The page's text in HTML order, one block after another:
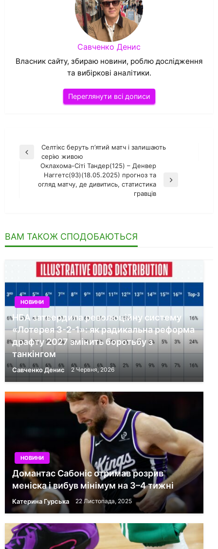
Савченко Денис
Власник сайту, збираю новини, роблю дослідження
та вибіркові аналітики.
Переглянути всі дописи
Навігація
записів
Попередній
Селтікс беруть п’ятий матч і залишають
серію живою
Наступний
Оклахома-Сіті Тандер(125) – Денвер
Наггетс(93)(18.05.2025) прогноз та
огляд матчу, де дивитись, статистика
гравців
ВАМ ТАКОЖ СПОДОБАЮТЬСЯ
НОВИНИ
НБА затвердила революційну систему
«Лотерея 3-2-1»: як радикальна реформа
драфту 2027 змінить боротьбу з
танкінгом
Савченко Денис 2 Червня, 2026
НОВИНИ
Домантас Сабоніс отримав розрив
меніска і вибув мінімум на 3–4 тижні
Катерина Гурська 22 Листопада, 2025